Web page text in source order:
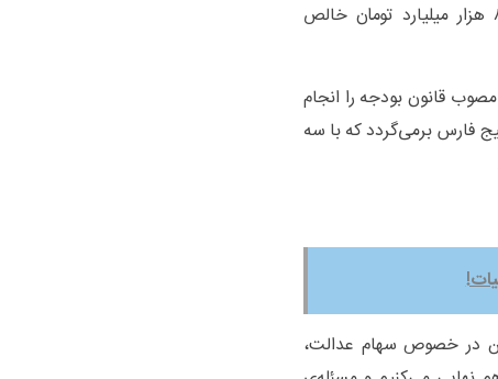
دولت بوده است. مابه‌تفاوت این دوعدد یعنی حدود ۸۷ هزار میلیارد تومان خالص
مجموعا عملکرد ده ماهه، ۹۴ درصد مصوب قانون بودجه را انجام
فارس برمی‌گردد که با سه
در خصوص سهام عدالت،